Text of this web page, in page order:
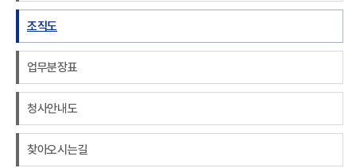
조직도
업무분장표
청사안내도
찾아오시는길